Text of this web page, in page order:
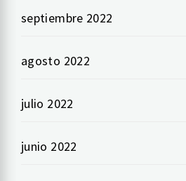
septiembre 2022
agosto 2022
julio 2022
junio 2022